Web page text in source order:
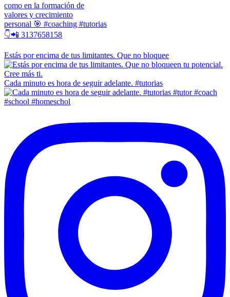
como en la formación de
valores y crecimiento
personal 🎯 #coaching #tutorias
👇📲 3137658158
Estás por encima de tus limitantes. Que no bloquee
Cada minuto es hora de seguir adelante. #tutorias